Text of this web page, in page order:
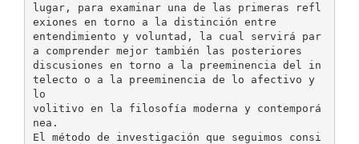
lugar, para examinar una de las primeras refl
exiones en torno a la distinción entre
entendimiento y voluntad, la cual servirá par
a comprender mejor también las posteriores
discusiones en torno a la preeminencia del in
telecto o a la preeminencia de lo afectivo y
lo
volitivo en la filosofía moderna y contemporá
nea.
El método de investigación que seguimos consi